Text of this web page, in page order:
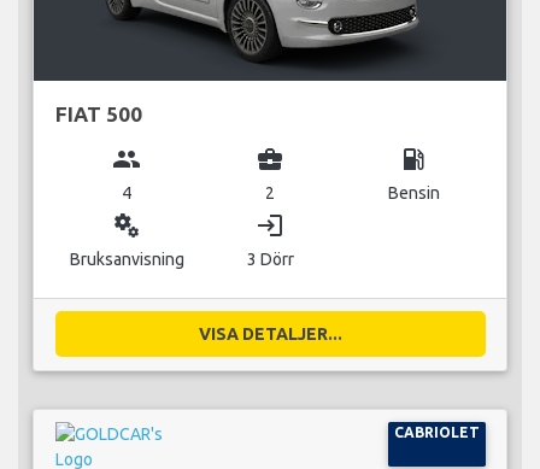
FIAT 500
group
4
business_center
2
local_gas_station
Bensin
miscellaneous_services
Bruksanvisning
login
3 Dörr
VISA DETALJER...
CABRIOLET